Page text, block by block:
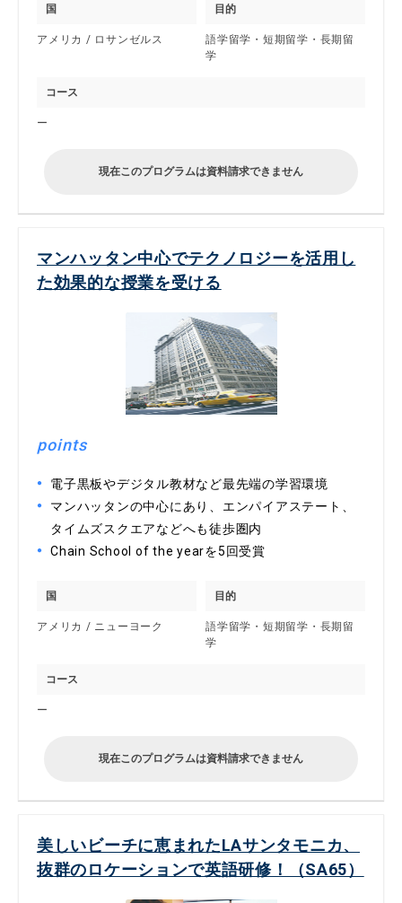
国
アメリカ / ロサンゼルス
目的
語学留学・短期留学・長期留
学
コース
ー
現在このプログラムは資料請求できません
マンハッタン中心でテクノロジーを活用し
た効果的な授業を受ける
points
電子黒板やデジタル教材など最先端の学習環境
マンハッタンの中心にあり、エンパイアステート、
タイムズスクエアなどへも徒歩圏内
Chain School of the yearを5回受賞
国
アメリカ / ニューヨーク
目的
語学留学・短期留学・長期留
学
コース
ー
現在このプログラムは資料請求できません
美しいビーチに恵まれたLAサンタモニカ、
抜群のロケーションで英語研修！（SA65）